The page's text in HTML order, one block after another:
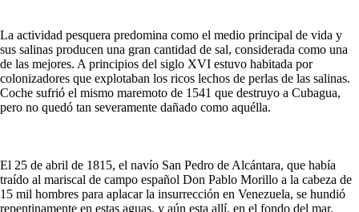
La actividad pesquera predomina como el medio principal de vida y
sus salinas producen una gran cantidad de sal, considerada como una
de las mejores. A principios del siglo XVI estuvo habitada por
colonizadores que explotaban los ricos lechos de perlas de las salinas.
Coche sufrió el mismo maremoto de 1541 que destruyo a Cubagua,
pero no quedó tan severamente dañado como aquélla.
El 25 de abril de 1815, el navío San Pedro de Alcántara, que había
traído al mariscal de campo español Don Pablo Morillo a la cabeza de
15 mil hombres para aplacar la insurrección en Venezuela, se hundió
repentinamente en estas aguas, y aún esta allí, en el fondo del mar.